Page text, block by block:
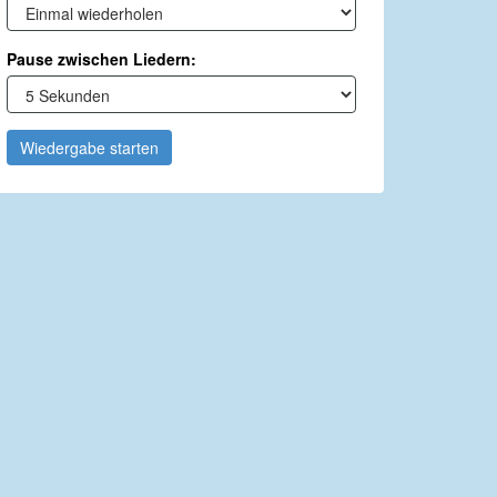
Pause zwischen Liedern:
Wiedergabe starten